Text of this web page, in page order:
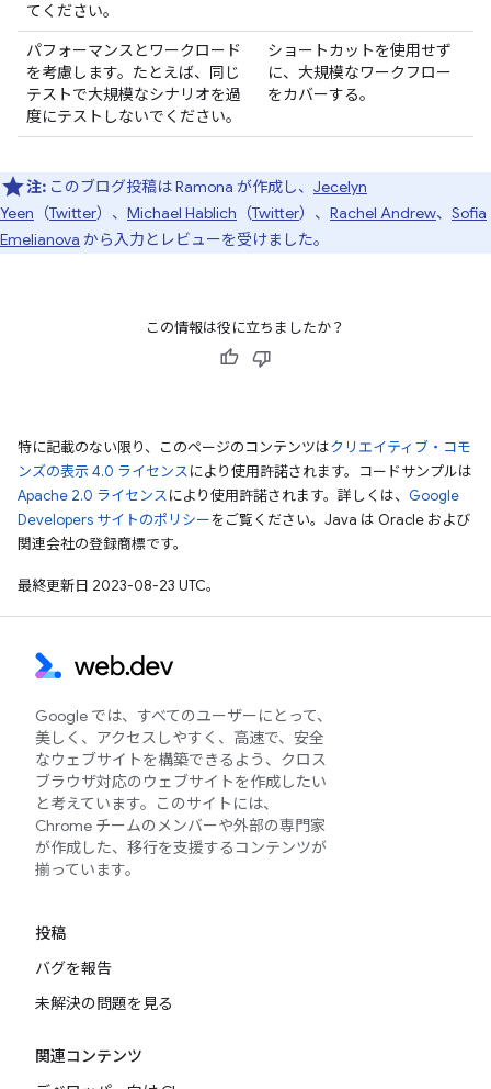
てください。
パフォーマンスとワークロード
を考慮します。たとえば、同じ
テストで大規模なシナリオを過
度にテストしないでください。
ショートカットを使用せず
に、大規模なワークフロー
をカバーする。
注: このブログ投稿は Ramona が作成し、 Jecelyn
Yeen （Twitter）、 Michael Hablich （Twitter）、 Rachel Andrew、 Sofia
Emelianova から入力とレビューを受けました。
この情報は役に立ちましたか？
特に記載のない限り、このページのコンテンツはクリエイティブ・コモ
ンズの表示 4.0 ライセンスにより使用許諾されます。コードサンプルは
Apache 2.0 ライセンスにより使用許諾されます。詳しくは、 Google
Developers サイトのポリシーをご覧ください。Java は Oracle および
関連会社の登録商標です。
最終更新日 2023-08-23 UTC。
Google では、すべてのユーザーにとって、
美しく、アクセスしやすく、高速で、安全
なウェブサイトを構築できるよう、クロス
ブラウザ対応のウェブサイトを作成したい
と考えています。このサイトには、
Chrome チームのメンバーや外部の専門家
が作成した、移行を支援するコンテンツが
揃っています。
投稿
バグを報告
未解決の問題を見る
関連コンテンツ